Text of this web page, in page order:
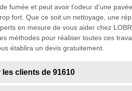
fumée et peut avoir l’odeur d’une
fort. Que ce soit un nettoyage, une
en mesure de vous aider chez
méthodes pour réaliser toutes ces
établira un devis gratuitement.
clients de 91610